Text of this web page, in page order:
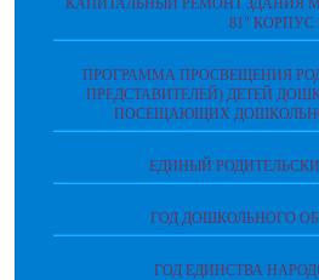
КАПИТАЛЬНЫЙ РЕМОНТ ЗДАНИЯ
81" КОРПУС
ПРОГРАММА ПРОСВЕЩЕНИЯ
ПРЕДСТАВИТЕЛЕЙ) ДЕТЕЙ
ПОСЕЩАЮЩИХ
ЕДИНЫЙ
ГОД ДОШКОЛЬНОГО
ГОД ЕДИНСТВА